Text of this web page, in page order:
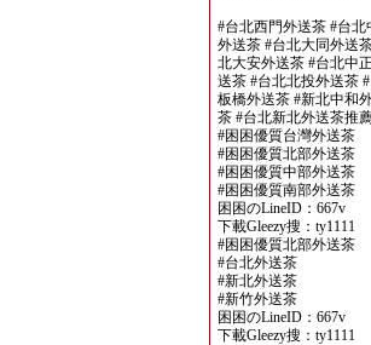
#台北西門外送茶 #台
外送茶 #台北大同外送
北大安外送茶 #台北中
送茶 #台北北投外送茶
板橋外送茶 #新北中和
茶 #台北新北外送茶推
#困困優質台灣外送茶
#困困優質北部外送茶
#困困優質中部外送茶
#困困優質南部外送茶
困困のLineID：667v
下載Gleezy搜：ty1111
#困困優質北部外送茶
#台北外送茶
#新北外送茶
#新竹外送茶
困困のLineID：667v
下載Gleezy搜：ty1111